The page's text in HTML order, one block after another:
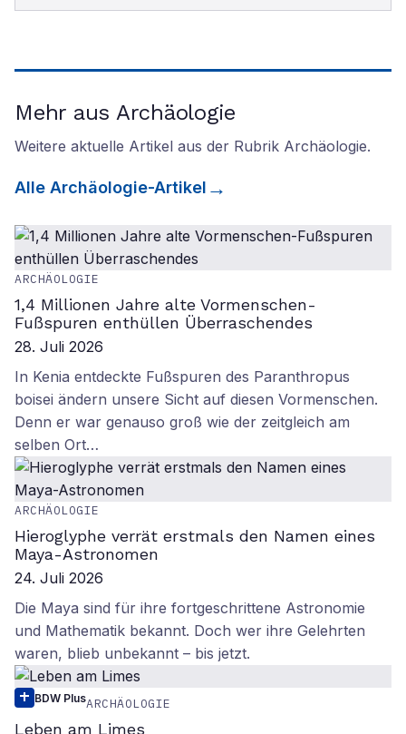
Mehr aus Archäologie
Weitere aktuelle Artikel aus der Rubrik Archäologie.
Alle Archäologie-Artikel
ARCHÄOLOGIE
1,4 Millionen Jahre alte Vormenschen-
Fußspuren enthüllen Überraschendes
28. Juli 2026
In Kenia entdeckte Fußspuren des Paranthropus
boisei ändern unsere Sicht auf diesen Vormenschen.
Denn er war genauso groß wie der zeitgleich am
selben Ort…
ARCHÄOLOGIE
Hieroglyphe verrät erstmals den Namen eines
Maya-Astronomen
24. Juli 2026
Die Maya sind für ihre fortgeschrittene Astronomie
und Mathematik bekannt. Doch wer ihre Gelehrten
waren, blieb unbekannt – bis jetzt.
BDW PlusARCHÄOLOGIE
Leben am Limes